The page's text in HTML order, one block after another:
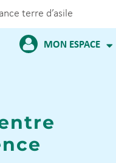
terre d’asile
MON ESPACE